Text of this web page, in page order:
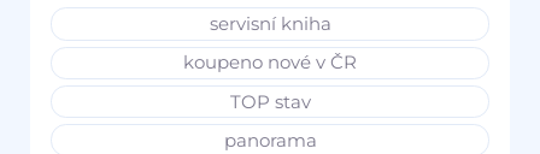
servisní kniha
koupeno nové v ČR
TOP stav
panorama